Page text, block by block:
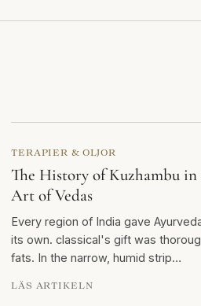
TERAPIER & OLJOR
The History of Kuzhambu in
Art of Vedas
Every region of India gave
its own. classical's gift was
fats. In the narrow, humid strip…
LÄS ARTIKELN